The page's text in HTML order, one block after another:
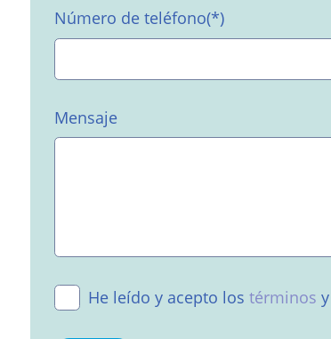
Número de teléfono(*)
Mensaje
He leído y acepto los términos y